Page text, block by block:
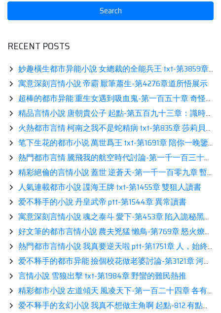
RECENT POSTS
妙趣橫生都市异能小說 女總裁的全能兵王 txt-第3859章 龍門必殺令熱推
寓意深刻言情小說 帝霸 厭筆蕭生-第4276章道所悟展示
超棒的都市异能 重生女遇到吸血鬼-第一百五十章 奇怪的聲音
精品言情小說 唐朝貴公子 起點-第五百九十三章：識時務者爲俊傑展示
火熱都市言情 柯南之我不是蛇精病 txt-第835章 莎莉貝斯女王分享
笔下生花的都市小说 萬世爲王 txt-第1691章 陪你一晚鑒賞
熱門都市言情 騰飛我的航空時代討論-第一千一百三十八章 單價1.78億人民幣讀書
精彩絕倫的言情小說 蓋世 逆蒼天-第一千一百零九章 暫別讀書
人氣連載都市小說 諜海王牌 txt-第1455章 雙狙人讀書
爱不释手的小說 丹皇武帝 ptt-第1544章 異常讀書
寓意深刻言情小說 魂之泰斗 愛下-第453章 陷入詭秘黑洞讀書
好文筆的都市言情小說 農夫兇猛 懶鳥-第769章 怒火燎原之從局部到整體
熱門都市言情小說 我真要逆天啦 ptt-第1751章 人，始終都要靠自己！熱推
爱不释手的都市异能 撿個校花做老婆討論-第3121章 河底妖獸閲讀
言情小說 雪狼出擊 txt-第1984章 野蠻的難民熱推
精彩都市小說 左道傾天 風凌天下-第一百二十四章 各有機緣
爱不释手的玄幻小說 我真不想做主角啊 起點-812.有點糟糕了讀書